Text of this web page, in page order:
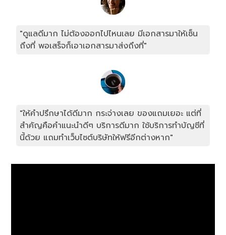
"ดูแลดีมาก ไม่ต้องออกไปไหนเลย มีเอกสารมาให้เซ็น
ถึงที่ พอเสร็จก็เอาเอกสารมาส่งถึงที่"
"ให้คำปรึกษาได้ดีมาก กระจ่างเลย ของแถมเยอะ แต่ที่
สำคัญคือคำแนะนำดีๆ บริการดีมาก ใช้บริการทำบัญชีที่
นี้ด้วย แถมทำเว็บไซต์บริษัทให้ฟรีอีกต่างหาก"